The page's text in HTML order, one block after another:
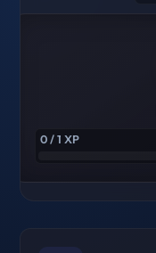
0 / 1 XP